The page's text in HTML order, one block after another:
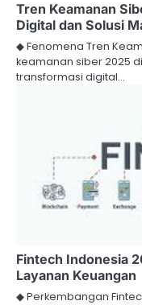
Tren Keamanan
Digital dan Solusi
◆ Fenomena Tren
keamanan siber 2025
transformasi digital…
Fintech Indonesia
Layanan Keuangan
◆ Perkembangan